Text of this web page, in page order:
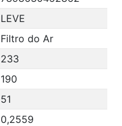
LEVE
Filtro do Ar
233
190
51
0,2559